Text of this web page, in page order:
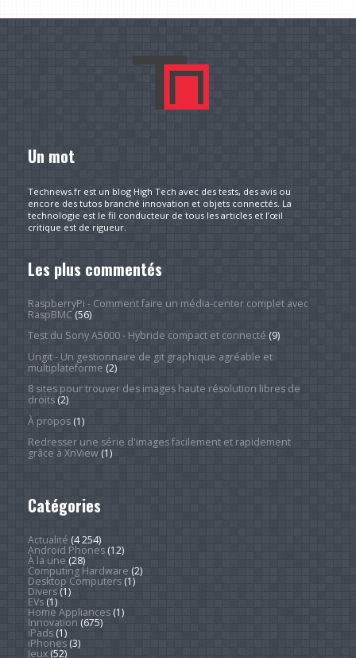
Un mot
Technews.fr est un blog High Tech avec des tests, des avis ou
encore des tutos branché innovation et objets connectés. La
technologie est le fil conducteur de tous les articles et l’œil
critique est de rigueur.
Les plus commentés
RaspberryPi - Comment faire un média-center complet avec
RaspBMC(56)
Test du Sony A5000 - Hybride compact et connecté (9)
Ungit - Un gestionnaire de git graphique agréable et
multiplateforme (2)
8 sites pour trouver des images haute résolution libres de
droits(2)
À propos(1)
Redresser une série d'images facilement et rapidement
grâce à XnView(1)
Catégories
Actualité (4 254)
Android Phones(12)
À la une (28)
Computing Hardware (2)
Desktop Computers(1)
Divers(1)
EVs(1)
Home Appliances(1)
Innovation (675)
iPads(1)
iPhones(3)
Jeux(52)